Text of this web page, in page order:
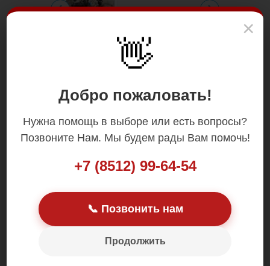
×
👋
Добро пожаловать!
Нужна помощь в выборе или есть вопросы?
Позвоните Нам. Мы будем рады Вам помочь!
+7 (8512) 99-64-54
📞 Позвонить нам
Продолжить
ЦЕНА БЕЗ РАЗДАТКИ !
В наличии в Астрахани
Контрактная из Англии (БУ)